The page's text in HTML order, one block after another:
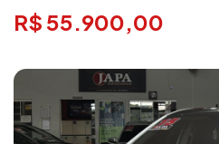
R$ 55.900,00